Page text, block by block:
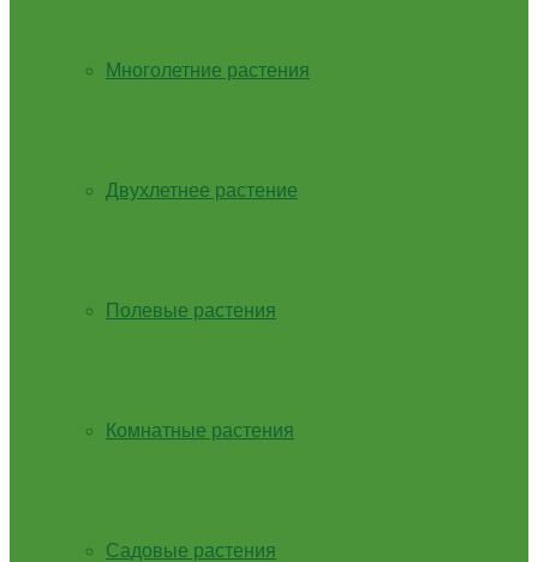
Многолетние растения
Двухлетнее растение
Полевые растения
Комнатные растения
Садовые растения